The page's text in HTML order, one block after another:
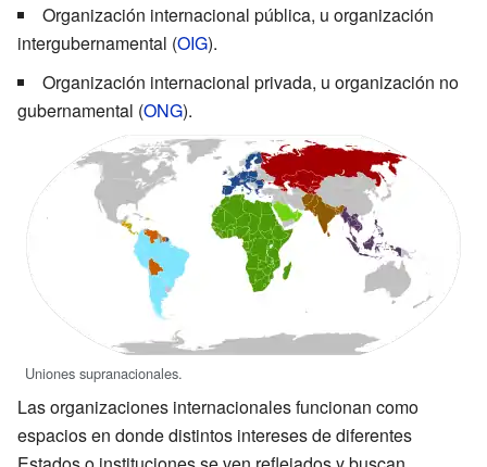
Organización internacional pública, u organización
intergubernamental (OIG).
Organización internacional privada, u organización no
gubernamental (ONG).
Uniones supranacionales.
Las organizaciones internacionales funcionan como
espacios en donde distintos intereses de diferentes